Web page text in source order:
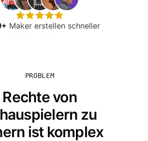
Maker erstellen schneller
PROBLEM
Rechte von
zu
ist komplex